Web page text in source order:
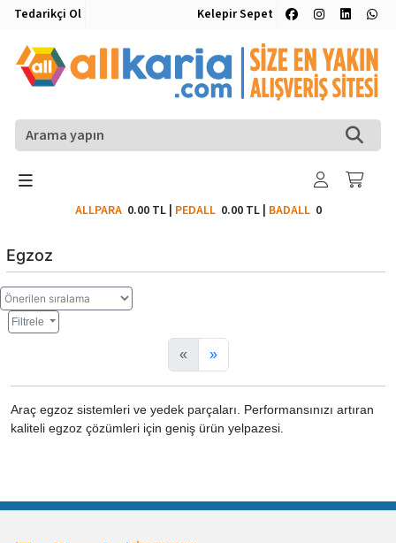
Tedarikçi Ol Kelepir Sepet
ALLPARA 0.00 TL| PEDALL 0.00 TL| BADALL0
Egzoz
Filtrele
« »
Araç egzoz sistemleri ve yedek parçaları. Performansınızı artıran
kaliteli egzoz çözümleri için geniş ürün yelpazesi.